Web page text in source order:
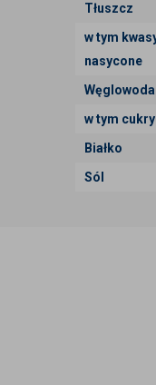
Tłuszcz
w tym
nasycone
w tym cukry
Białko
Sól